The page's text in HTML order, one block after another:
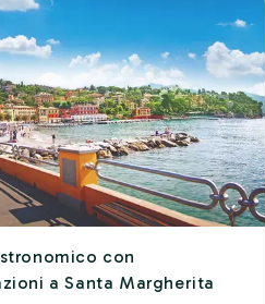
con
a Santa Margherita